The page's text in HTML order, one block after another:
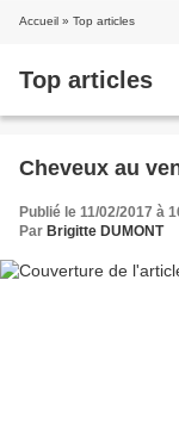
Accueil » Top articles
Top articles
Cheveux au
Publié le 11/02/2017 à
Par Brigitte DUMONT